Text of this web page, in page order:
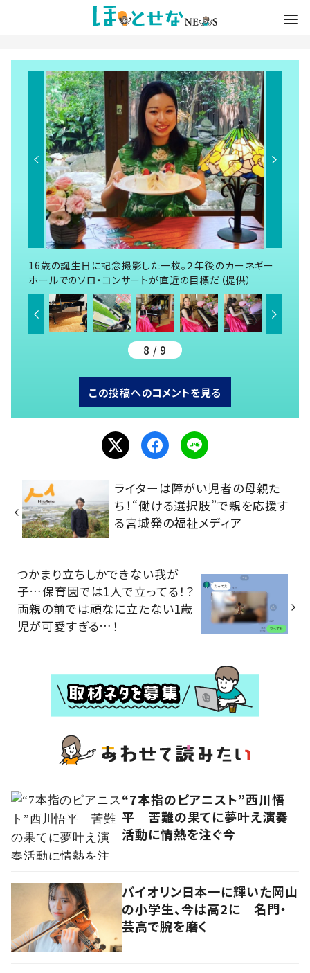
16歳の誕生日に記念撮影した一枚。２年後のカーネギー
ホールでのソロ・コンサートが直近の目標だ（提供）
8 / 9
この投稿へのコメントを見る
ライターは障がい児者の母親た
ち！“働ける選択肢”で親を応援す
る宮城発の福祉メディア
つかまり立ちしかできない我が
子…保育園では1人で立ってる！？
両親の前では頑なに立たない1歳
児が可愛すぎる…！
“7本指のピアニスト”西川悟
平 苦難の果てに夢叶え演奏
活動に情熱を注ぐ今
バイオリン日本一に輝いた岡山
の小学生、今は高2に 名門・
芸高で腕を磨く